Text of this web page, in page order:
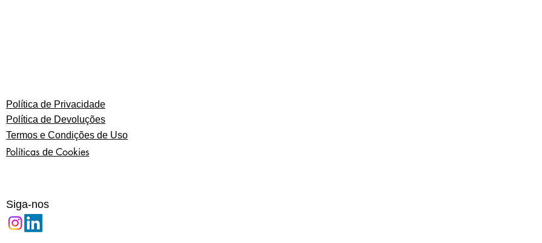
Política de Privacidade
Política de Devoluções
Termos e Condições de Uso
Políticas de Cookies
Siga-nos